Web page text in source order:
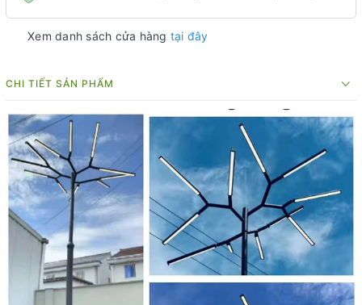
Xem danh sách cửa hàng tại đây
CHI TIẾT SẢN PHẨM